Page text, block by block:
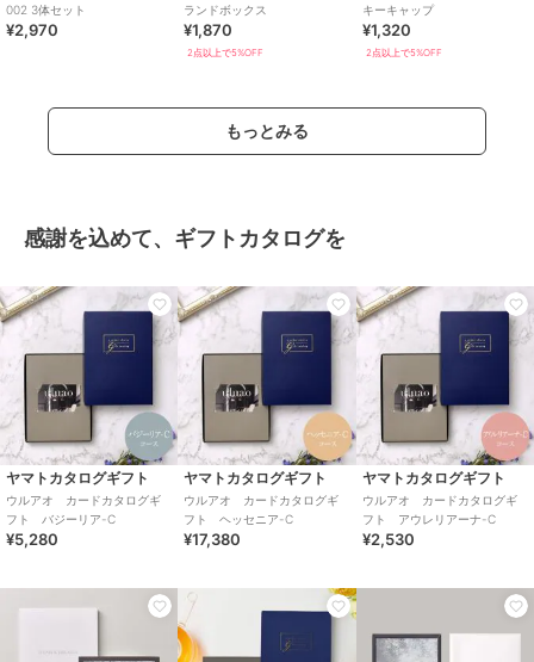
002 3体セット
¥2,970
ランドボックス
¥1,870
2点以上で5%OFF
キーキャップ
¥1,320
2点以上で5%OFF
もっとみる
感謝を込めて、ギフトカタログを
ヤマトカタログギフト
ウルアオ カードカタログギ
フト バジーリア-C
¥5,280
ヤマトカタログギフト
ウルアオ カードカタログギ
フト ヘッセニア-C
¥17,380
ヤマトカタログギフト
ウルアオ カードカタログギ
フト アウレリアーナ-C
¥2,530